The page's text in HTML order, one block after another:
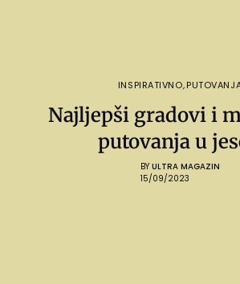
INSPIRATIVNO,
Najljepši gradovi i
putovanja u
BY ULTRA MAGAZIN
15/09/2023